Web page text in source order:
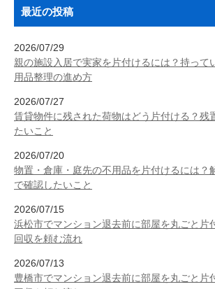
最近の投稿
2026/07/29
親の施設入居で実家を片付けるには？持って
用品整理の進め方
2026/07/27
賃貸物件に残された荷物はどう片付ける？残
たいこと
2026/07/20
物置・倉庫・庭先の不用品を片付けるには？
で確認したいこと
2026/07/15
浜松市でマンション退去前に部屋を丸ごと片
回収を頼む流れ
2026/07/13
豊橋市でマンション退去前に部屋を丸ごと片